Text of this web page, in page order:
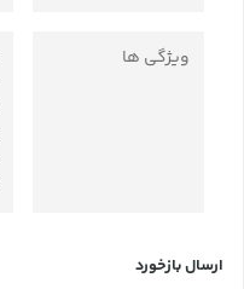
ویژگی ها
ارسال بازخورد